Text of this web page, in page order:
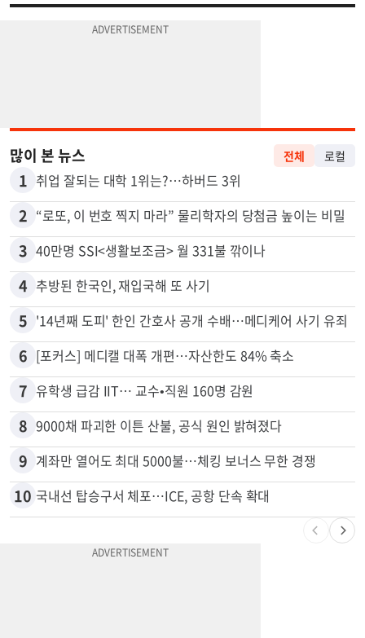
1 취업 잘되는 대학 1위는?…하버드 3위
2 “로또, 이 번호 찍지 마라” 물리학자의 당첨금 높이는 비밀
3 40만명 SSI<생활보조금> 월 331불 깎이나
4 추방된 한국인, 재입국해 또 사기
5 '14년째 도피' 한인 간호사 공개 수배…메디케어 사기 유죄
6 [포커스] 메디캘 대폭 개편…자산한도 84% 축소
7 유학생 급감 IIT… 교수•직원 160명 감원
8 9000채 파괴한 이튼 산불, 공식 원인 밝혀졌다
9 계좌만 열어도 최대 5000불…체킹 보너스 무한 경쟁